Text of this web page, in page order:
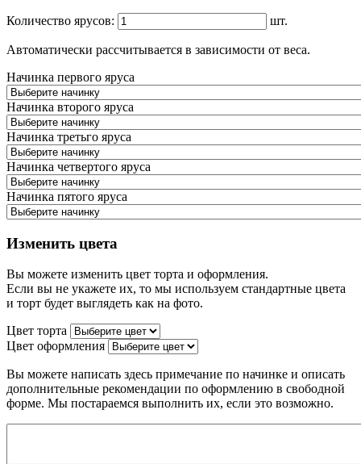
Количество ярусов: шт.
Автоматически рассчитывается в зависимости от веса.
Начинка первого яруса
Начинка второго яруса
Начинка третьго яруса
Начинка четвертого яруса
Начинка пятого яруса
Изменить цвета
Вы можете изменить цвет торта и оформления.
Если вы не укажете их, то мы используем стандартные цвета
и торт будет выглядеть как на фото.
Цвет торта
Цвет оформления
Вы можете написать здесь примечание по начинке и описать
дополнительные рекомендации по оформлению в свободной
форме. Мы постараемся выполнить их, если это возможно.